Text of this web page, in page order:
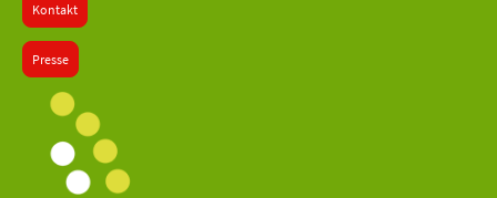
Kontakt
Presse